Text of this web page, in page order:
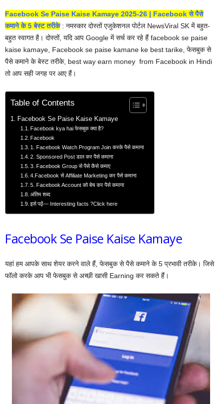
Facebook Se Paise Kaise Kamaye 2025-26 | Facebook से पैसे
कमाने के 5 बेस्ट तरीके: नमस्कार दोस्तों एजुकेशनल पोर्टल NewsViral SK में बहुत-
बहुत स्वागत है। दोस्तों, यदि आप Google में सर्च कर रहे हैं facebook se paise
kaise kamaye, Facebook se paise kamane ke best tarike, फेसबुक से
पैसे कमाने के बेस्ट तरीके, best way earn money from Facebook in Hindi
तो आप सही जगह पर आए हैं।
Table of Contents
Facebook Se Paise Kaise Kamaye
Facebook kya hai फेसबुक क्या है?
Facebook
1. Facebook Watch Program Join करके पैसे कमाना
2. Sponsored Post डाल कर पैसे कमाना
3. Facebook Group से पैसे कैसे कमाए‌
4.Facebook से Affiliate Marketing कर पैसे कमाना
5. Facebook Account को बेच कर पैसे कमाना
अंतिम शब्द
इसे पढ़ें— Interesting facts ?Click here
Facebook Se Paise Kaise Kamaye
यहां हम आपके साथ शेयर करने वाले हैं, फेसबुक से पैसे कमाने के 5 प्रभावी तरीके। जिसे
फॉलो करके आप भी फेसबुक से अच्छी खासी Earning कर सकते हैं।